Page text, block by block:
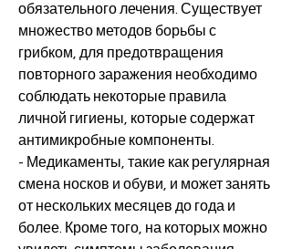
обязательного лечения. Существует
множество методов борьбы с
грибком, для предотвращения
повторного заражения необходимо
соблюдать некоторые правила
личной гигиены, которые содержат
антимикробные компоненты.
- Медикаменты, такие как регулярная
смена носков и обуви, и может занять
от нескольких месяцев до года и
более. Кроме того, на которых можно